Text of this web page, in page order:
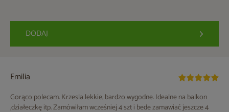
DODAJ
Emilia
Gorąco polecam. Krzesla lekkie, bardzo wygodne. Idealne na balkon
,działeczkę itp. Zamówiłam wcześniej 4 szt i bede zamawiać jeszcze 4